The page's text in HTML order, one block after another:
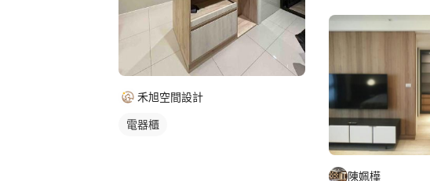
禾旭空間設計
電器櫃
陳姵樺